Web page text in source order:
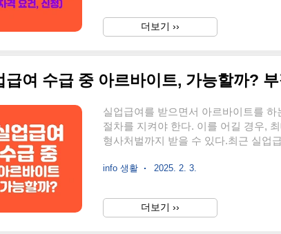
신청은 PC(홈택스), 모바일, 전화
(PC & 모바일) 신청가장 빠르고 간편
더보기 ››
실업급여를 받으면서 아르바이트를
절차를 지켜야 한다. 이를 어길 경우,
형사처벌까지 받을 수 있다.최근 실업
로 간주되지 않도록 안전한 아르바이
수 있는 기준은 근로 시간과 근로 기간
정을 지켜야 한다.월 60시간 미만 근로
info 생활 2025. 2. 3.
더보기 ››